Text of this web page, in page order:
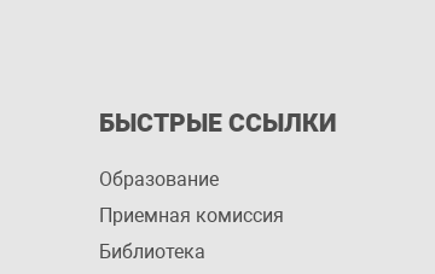
БЫСТРЫЕ ССЫЛКИ
Образование
Приемная комиссия
Библиотека